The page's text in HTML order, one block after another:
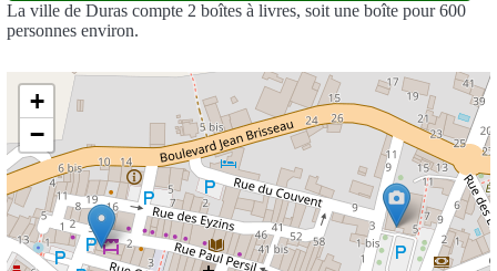
La ville de Duras compte 2 boîtes à livres, soit une boîte pour 600
personnes environ.
+
−